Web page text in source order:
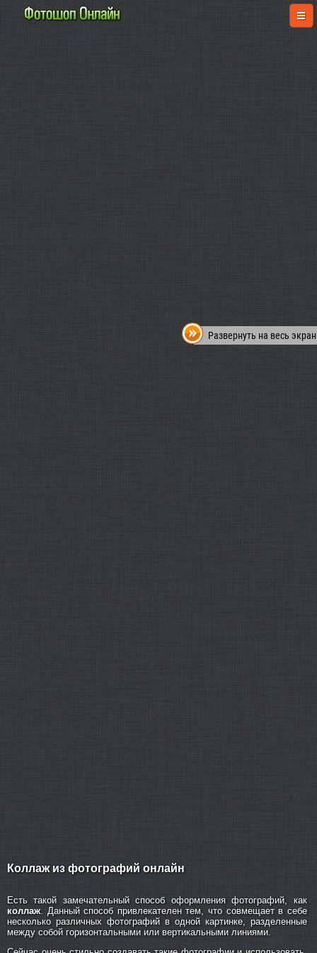
Развернуть на весь экран
Коллаж из фотографий онлайн
Есть такой замечательный способ оформления фотографий, как
коллаж. Данный способ привлекателен тем, что совмещает в себе
несколько различных фотографий в одной картинке, разделенные
между собой горизонтальными или вертикальными линиями.